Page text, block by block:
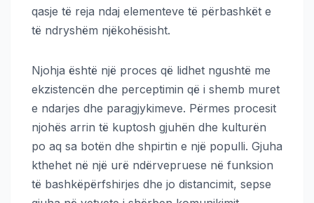
qasje të reja ndaj elementeve të përbashkët e
të ndryshëm njëkohësisht.
Njohja është një proces që lidhet ngushtë me
ekzistencën dhe perceptimin që i shemb muret
e ndarjes dhe paragjykimeve. Përmes procesit
njohës arrin të kuptosh gjuhën dhe kulturën
po aq sa botën dhe shpirtin e një populli. Gjuha
kthehet në një urë ndërvepruese në funksion
të bashkëpërfshirjes dhe jo distancimit, sepse